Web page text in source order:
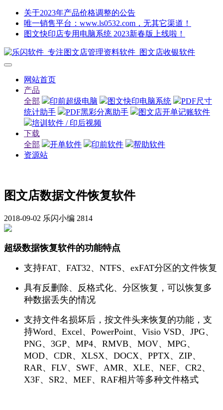
关于2023年产品价格调整的公告
唯一销售平台：www.ls0532.com，无其它渠道！
图文快印店专用电脑系统 2023新春版上线啦！
网站首页
产品
全部
印前超级电脑 图文快印电脑系统
PDF尺寸
统计助手
PDF黑彩分离助手
图文店开单记账软件
培训软件 / 印后视频
下载
全部
开单软件 印前软件
帮助软件
资源站
图文店数据文件恢复软件
2018-09-02 乐闪小编 2814
超级数据恢复软件的功能特点
支持FAT、FAT32、NTFS、exFAT分区的文件恢复
具有反删除、反格式化、分区恢复，可以恢复多
种数据丢失的情况
支持文件名损坏后，按文件头来恢复的功能，支
持Word、Excel、PowerPoint、Visio VSD、JPG、
PNG、3GP、MP4、RMVB、MOV、MPG、
MOD、CDR、XLSX、DOCX、PPTX、ZIP、
RAR、FLV、SWF、AMR、XLE、NEF、CR2、
X3F、SR2、MEF、RAF相片等多种文件格式